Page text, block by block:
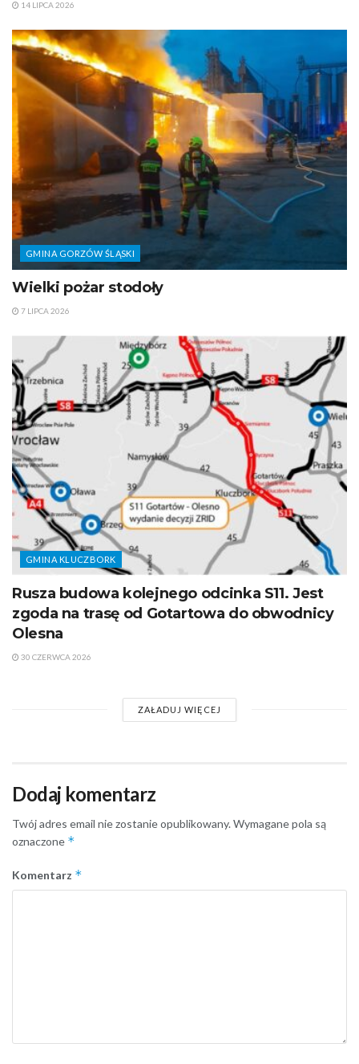
14 LIPCA 2026
GMINA GORZÓW ŚLĄSKI
Wielki pożar stodoły
7 LIPCA 2026
GMINA KLUCZBORK
Rusza budowa kolejnego odcinka S11. Jest
zgoda na trasę od Gotartowa do obwodnicy
Olesna
30 CZERWCA 2026
ZAŁADUJ WIĘCEJ
Dodaj komentarz
Twój adres email nie zostanie opublikowany.Wymagane pola są
oznaczone *
Komentarz *